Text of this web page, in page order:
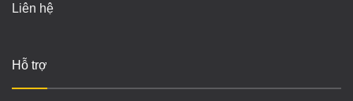
Liên hệ
Hỗ trợ